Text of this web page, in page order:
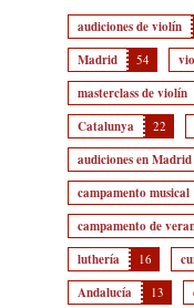
audiciones de violín
Madrid 54
masterclass de violín
Catalunya 22
audiciones en Madrid
campamento musical
campamento de
luthería 16
Andalucía 13